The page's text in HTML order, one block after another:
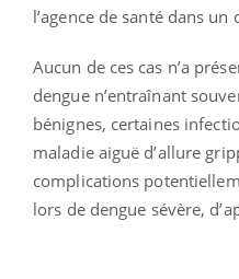
l’agence de santé dans
Aucun de ces cas n’a
dengue n’entraînant
bénignes, certaines
maladie aiguë d’allure
complications
lors de dengue sévère,